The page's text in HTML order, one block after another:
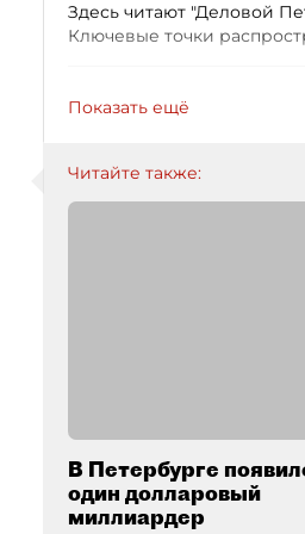
Здесь читают "Деловой
Ключевые точки
Показать ещё
Читайте также:
В Петербурге
один долларовый
миллиардер